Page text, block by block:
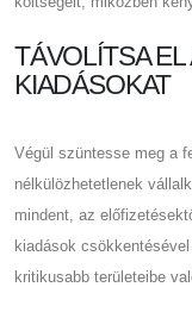
TÁVOLÍTSA
KIADÁSOKAT
Végül szüntesse meg a
nélkülözhetetlenek
mindent, az
kiadások
kritikusabb területeibe